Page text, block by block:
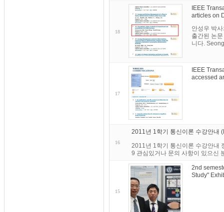
18
IEEE
articles on
안성우 박
출간된 논
니다.
17
IEEE
accessed
16
2011년 1학기 통신이론 수강안내
2011년 1학기 통신이론 수강안내
9 관심있거나 문의 사항이 있으신
15
2nd
Study"